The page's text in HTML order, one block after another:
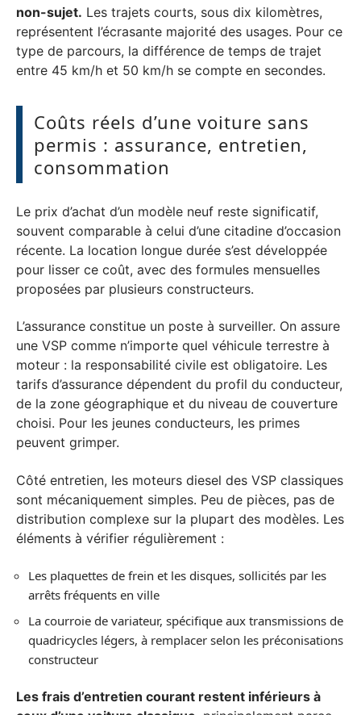
non-sujet. Les trajets courts, sous dix kilomètres,
représentent l’écrasante majorité des usages. Pour ce
type de parcours, la différence de temps de trajet
entre 45 km/h et 50 km/h se compte en secondes.
Coûts réels d’une voiture sans
permis : assurance, entretien,
consommation
Le prix d’achat d’un modèle neuf reste significatif,
souvent comparable à celui d’une citadine d’occasion
récente. La location longue durée s’est développée
pour lisser ce coût, avec des formules mensuelles
proposées par plusieurs constructeurs.
L’assurance constitue un poste à surveiller. On assure
une VSP comme n’importe quel véhicule terrestre à
moteur : la responsabilité civile est obligatoire. Les
tarifs d’assurance dépendent du profil du conducteur,
de la zone géographique et du niveau de couverture
choisi. Pour les jeunes conducteurs, les primes
peuvent grimper.
Côté entretien, les moteurs diesel des VSP classiques
sont mécaniquement simples. Peu de pièces, pas de
distribution complexe sur la plupart des modèles. Les
éléments à vérifier régulièrement :
Les plaquettes de frein et les disques, sollicités par les
arrêts fréquents en ville
La courroie de variateur, spécifique aux transmissions de
quadricycles légers, à remplacer selon les préconisations
constructeur
Les frais d’entretien courant restent inférieurs à